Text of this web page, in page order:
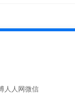
人人网微信